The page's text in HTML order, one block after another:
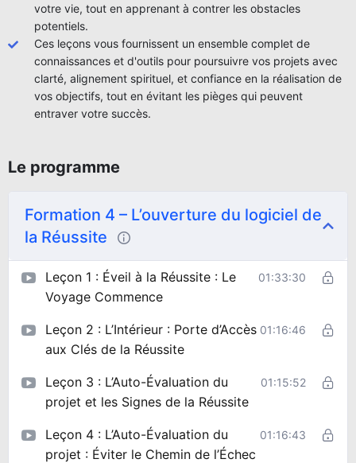
votre vie, tout en apprenant à contrer les obstacles
potentiels.
Ces leçons vous fournissent un ensemble complet de
connaissances et d'outils pour poursuivre vos projets avec
clarté, alignement spirituel, et confiance en la réalisation de
vos objectifs, tout en évitant les pièges qui peuvent
entraver votre succès.
Le programme
Formation 4 – L’ouverture du logiciel de
la Réussite
Leçon 1 : Éveil à la Réussite : Le
Voyage Commence
01:33:30
Leçon 2 : L’Intérieur : Porte d’Accès
aux Clés de la Réussite
01:16:46
Leçon 3 : L’Auto-Évaluation du
projet et les Signes de la Réussite
01:15:52
Leçon 4 : L’Auto-Évaluation du
projet : Éviter le Chemin de l’Échec
01:16:43